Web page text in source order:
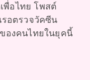
พื่อไทย โพสต์
อตรวจวัคซีน
องคนไทยในยุคนี้